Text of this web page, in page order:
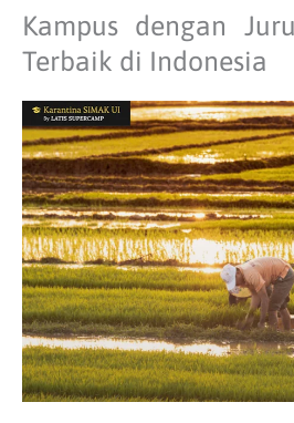
Kampus dengan
Terbaik di Indonesia